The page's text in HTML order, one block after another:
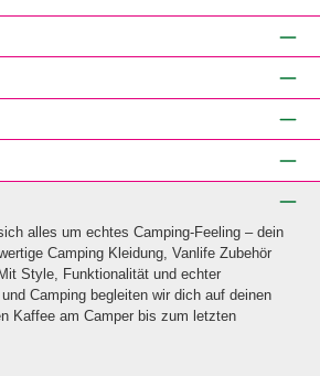
alles um echtes Camping-Feeling – dein
Camping Kleidung, Vanlife Zubehör
Style, Funktionalität und echter
und Camping begleiten wir dich auf deinen
Kaffee am Camper bis zum letzten